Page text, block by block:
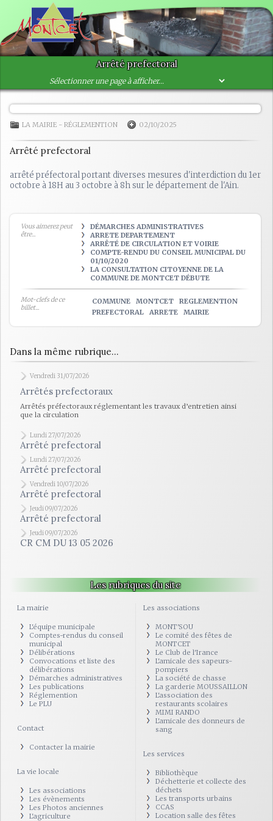
Arrêté prefectoral
LA MAIRIE - RÉGLEMENTION 02/10/2025
Arrêté prefectoral
arrêté préfectoral portant diverses mesures d'interdiction du 1er
octobre à 18H au 3 octobre à 8h sur le département de l'Ain.
Vous aimerez peut
être...
DÉMARCHES ADMINISTRATIVES
ARRETE DEPARTEMENT
ARRÊTÉ DE CIRCULATION ET VOIRIE
COMPTE-RENDU DU CONSEIL MUNICIPAL DU
01/10/2020
LA CONSULTATION CITOYENNE DE LA
COMMUNE DE MONTCET DÉBUTE
Mot-clefs de ce
billet...
COMMUNE MONTCET
REGLEMENTION
PREFECTORAL
ARRETE MAIRIE
Dans la même rubrique...
Vendredi 31/07/2026
Arrêtés prefectoraux
Arrêtés préfectoraux réglementant les travaux d’entretien ainsi
que la circulation
Lundi 27/07/2026
Arrêté prefectoral
Lundi 27/07/2026
Arrêté prefectoral
Vendredi 10/07/2026
Arrêté prefectoral
Jeudi 09/07/2026
Arrêté prefectoral
Jeudi 09/07/2026
CR CM DU 13 05 2026
Les rubriques du site
La mairie
L'équipe municipale
Comptes-rendus du conseil
municipal
Délibérations
Convocations et liste des
délibérations
Démarches administratives
Les publications
Réglemention
Le PLU
Contact
Contacter la mairie
La vie locale
Les associations
Les évènements
Les Photos anciennes
L'agriculture
Les associations
MONT'SOU
Le comité des fêtes de
MONTCET
Le Club de l'Irance
L'amicale des sapeurs-
pompiers
La société de chasse
La garderie MOUSSAILLON
L'association des
restaurants scolaires
MIMI RANDO
L'amicale des donneurs de
sang
Les services
Bibliothèque
Déchetterie et collecte des
déchets
Les transports urbains
CCAS
Location salle des fêtes